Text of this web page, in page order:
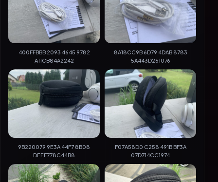
400FFBBB 2093 4645 9782
A11CB84A2242
8A18CC9B 6D79 4DAB 8783
5A443D261076
9B220079 9E3A 44F7 8B08
DEEF778C44B8
F07A58D0 C258 491B BF3A
07D714CC1974